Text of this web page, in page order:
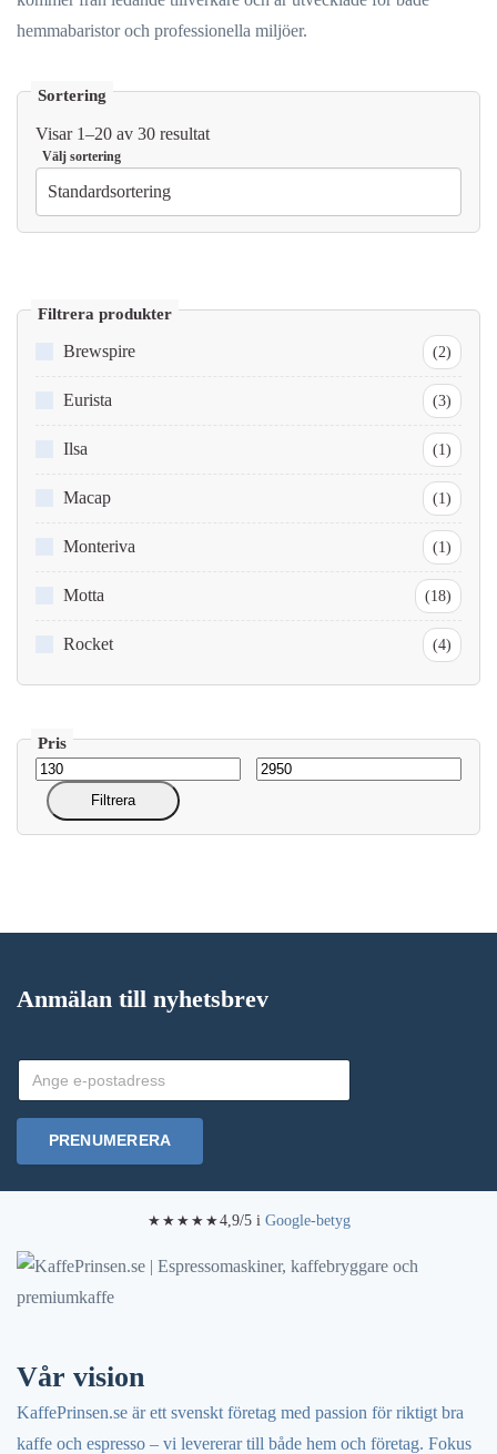
hemmabaristor och professionella miljöer.
Visar 1–20 av 30 resultat
Brewspire (2)
Eurista (3)
Ilsa (1)
Macap (1)
Monteriva (1)
Motta (18)
Rocket (4)
Min
pris
Max
pris
Filtrera
Anmälan till nyhetsbrev
PRENUMERERA
★★★★★4,9/5 i Google-betyg
Vår vision
KaffePrinsen.se är ett svenskt företag med passion för riktigt bra
kaffe och espresso – vi levererar till både hem och företag. Fokus